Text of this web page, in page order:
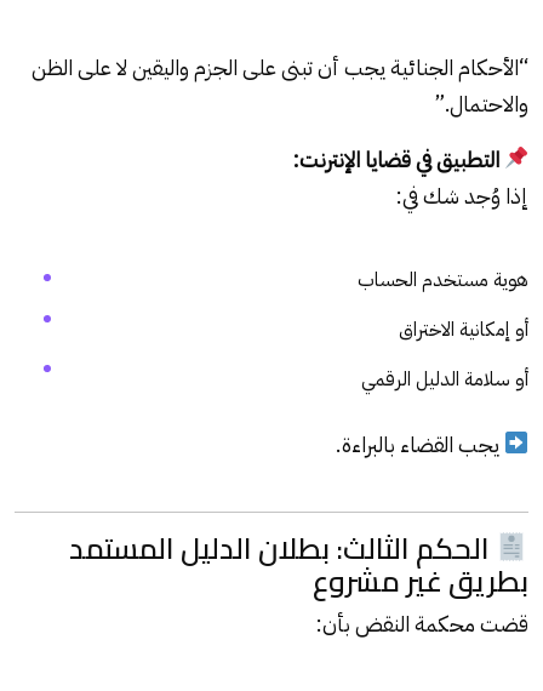
“الأحكام الجنائية يجب أن تبنى على الجزم واليقين لا على الظن
والاحتمال.”
التطبيق في قضايا الإنترنت:
إذا وُجد شك في:
هوية مستخدم الحساب
أو إمكانية الاختراق
أو سلامة الدليل الرقمي
يجب القضاء بالبراءة.
الحكم الثالث: بطلان الدليل المستمد
بطريق غير مشروع
قضت محكمة النقض بأن: